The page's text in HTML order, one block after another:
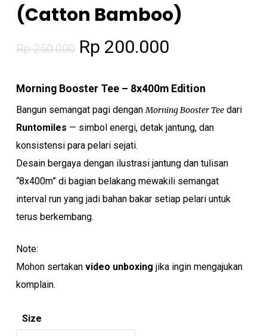
(Catton Bamboo)
Rp250.000 Original
was:
Rp 200.000Current
is:
Morning Booster Tee – 8x400m Edition
Bangun semangat pagi denganMorning Booster Teedari
Runtomiles — simbol energi, detak jantung, dan
konsistensi para pelari sejati.
Desain bergaya dengan ilustrasi jantung dan tulisan
“8x400m” di bagian belakang mewakili semangat
interval run yang jadi bahan bakar setiap pelari untuk
terus berkembang.
Note:
Mohon sertakan video unboxing jika ingin mengajukan
komplain.
Size